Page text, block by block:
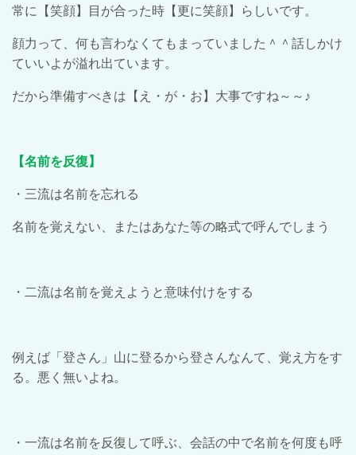
常に【笑顔】目が合った時【更に笑顔】らしいです。
顔力って、何も言わなくてもまっていました＾＾話しかけ
ていいよが溢れ出ています。
だから準備すべきは【え・が・お】大事ですね～～♪
【名前を反復】
・三流は名前を忘れる
名前を覚えない、またはあなた等の略式で呼んでしまう
・二流は名前を覚えようと意味付けをする
例えば「登さん」山に登るから登さんなんて、覚え方をす
る。悪く無いよね。
・一流は名前を反復して呼ぶ、会話の中で名前を何度も呼